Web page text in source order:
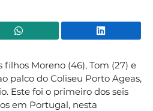
WhatsApp
filhos Moreno (46), Tom (27) e
palco do Coliseu Porto Ageas,
Este foi o primeiro dos seis
em Portugal, nesta